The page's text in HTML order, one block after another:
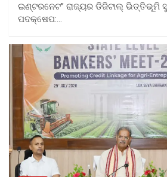
ଇଣ୍ଟରନେଟ” ରାଜ୍ୟର ଡିଜିଟାଲ୍ ଭିତ୍ତିଭୂମି
ପଦକ୍ଷେପ:…